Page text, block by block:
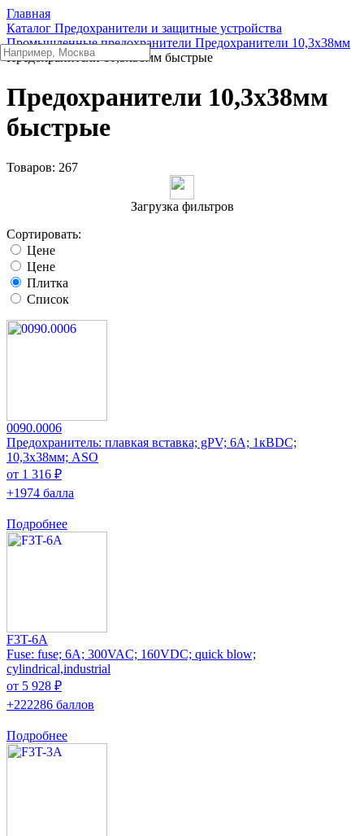
Главная
Каталог Предохранители и защитные устройства
Промышленные предохранители Предохранители 10,3x38мм
Предохранители 10,3x38мм быстрые
Предохранители 10,3x38мм
быстрые
Товаров: 267
Загрузка фильтров
Сортировать:
Цене
Цене
Плитка
Список
0090.0006
Предохранитель: плавкая вставка; gPV; 6А; 1кВDC;
10,3x38мм; ASO
от 1 316 ₽
+1974 балла
Подробнее
F3T-6A
Fuse: fuse; 6A; 300VAC; 160VDC; quick blow;
cylindrical,industrial
от 5 928 ₽
+222286 баллов
Подробнее